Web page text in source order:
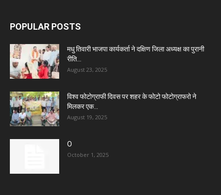
POPULAR POSTS
मधु तिवारी भाजपा कार्यकर्ता ने दक्षिण जिला अध्यक्ष का पुरानी
रीति...
August 23, 2025
विश्व फोटोग्राफी दिवस पर शहर के फोटो फोटोग्राफरो ने
मिलकर एक...
August 19, 2025
O
October 1, 2025